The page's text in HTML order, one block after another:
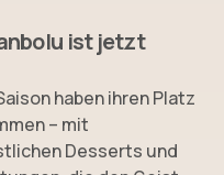
ist jetzt
haben ihren Platz
– mit
Desserts und